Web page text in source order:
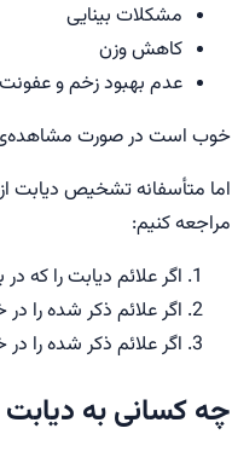
مشکلات بینایی
کاهش وزن
عدم بهبود زخم و
خوب است در صورت مشاهده‌ی
اما متأسفانه تشخیص دیابت
مراجعه کنیم:
اگر علائم دیابت را که
اگر علائم ذکر شده را
اگر علائم ذکر شده را
چه کسانی به